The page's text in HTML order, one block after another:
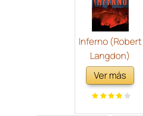
Inferno (Robert
Langdon)
Ver más